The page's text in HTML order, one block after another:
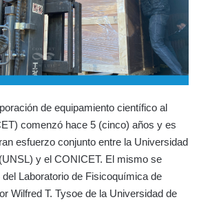
de equipamiento científico al
comenzó hace 5 (cinco) años y es
esfuerzo conjunto entre la Universidad
y el CONICET. El mismo se
Laboratorio de Fisicoquímica de
Wilfred T. Tysoe de la Universidad de